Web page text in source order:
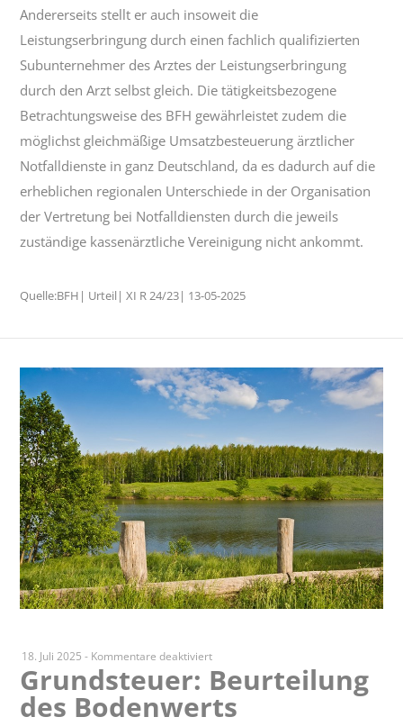
Andererseits stellt er auch insoweit die
Leistungserbringung durch einen fachlich qualifizierten
Subunternehmer des Arztes der Leistungserbringung
durch den Arzt selbst gleich. Die tätigkeitsbezogene
Betrachtungsweise des BFH gewährleistet zudem die
möglichst gleichmäßige Umsatzbesteuerung ärztlicher
Notfalldienste in ganz Deutschland, da es dadurch auf die
erheblichen regionalen Unterschiede in der Organisation
der Vertretung bei Notfalldiensten durch die jeweils
zuständige kassenärztliche Vereinigung nicht ankommt.
Quelle:BFH| Urteil| XI R 24/23| 13-05-2025
18. Juli 2025 - Kommentare deaktiviertfür
Grundsteuer:
Beurteilung
des
Grundsteuer: Beurteilung
des Bodenwerts